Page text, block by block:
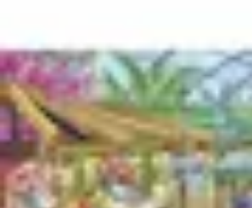
BioSanté et Environnement
Écologie Bio